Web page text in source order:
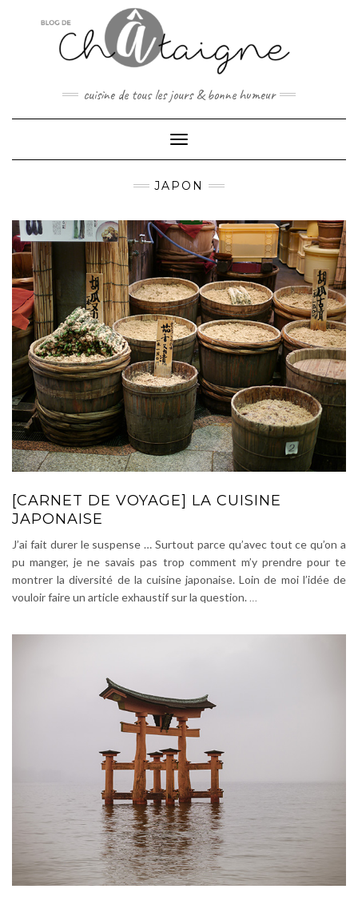
cuisine de tous les jours & bonne humeur
Toggle Navigation
JAPON
[CARNET DE VOYAGE] LA CUISINE
JAPONAISE
J’ai fait durer le suspense … Surtout parce qu’avec tout ce qu’on a
pu manger, je ne savais pas trop comment m’y prendre pour te
montrer la diversité de la cuisine japonaise. Loin de moi l’idée de
vouloir faire un article exhaustif sur la question. …